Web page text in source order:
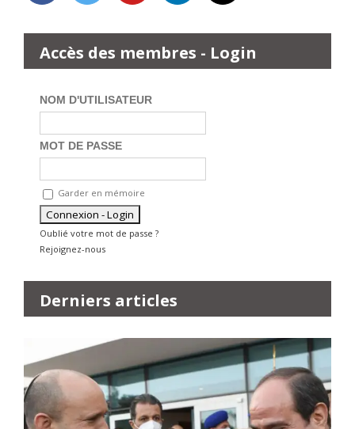
Accès des membres - Login
NOM D'UTILISATEUR
MOT DE PASSE
Garder en mémoire
Oublié votre mot de passe ?
Rejoignez-nous
Derniers articles